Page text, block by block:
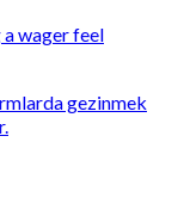
wager feel
gezinmek